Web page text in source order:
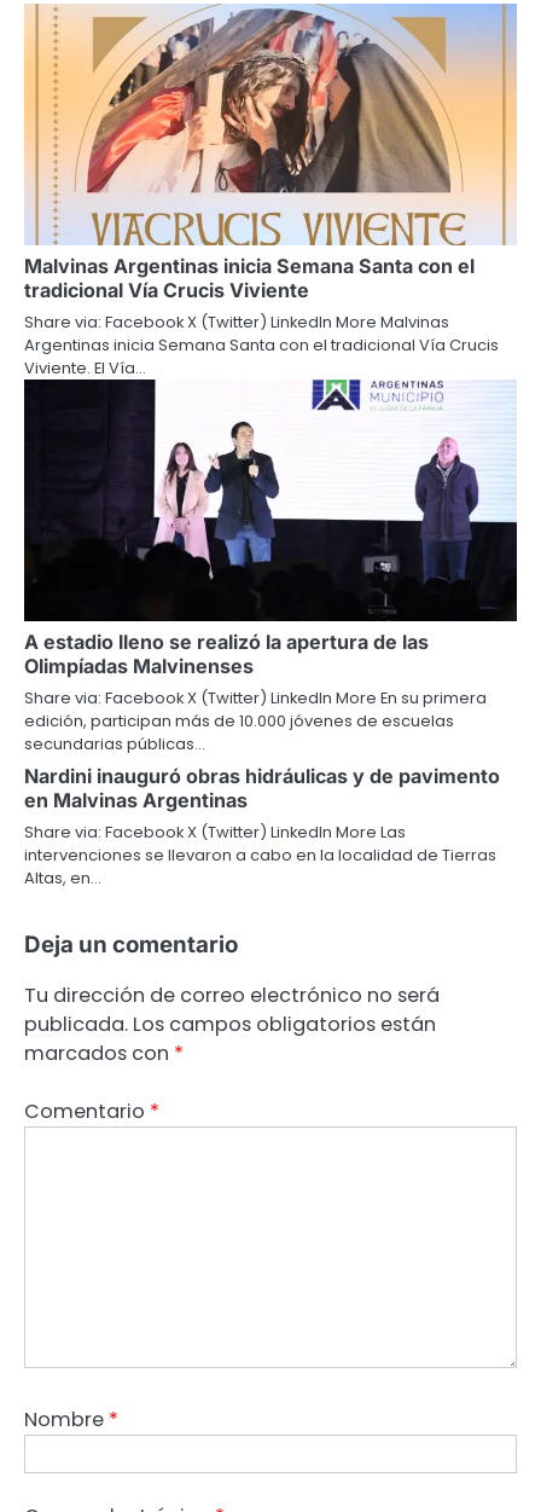
Malvinas Argentinas inicia Semana Santa con el
tradicional Vía Crucis Viviente
Share via: Facebook X (Twitter) LinkedIn More Malvinas
Argentinas inicia Semana Santa con el tradicional Vía Crucis
Viviente. El Vía…
A estadio lleno se realizó la apertura de las
Olimpíadas Malvinenses
Share via: Facebook X (Twitter) LinkedIn More En su primera
edición, participan más de 10.000 jóvenes de escuelas
secundarias públicas…
Nardini inauguró obras hidráulicas y de pavimento
en Malvinas Argentinas
Share via: Facebook X (Twitter) LinkedIn More Las
intervenciones se llevaron a cabo en la localidad de Tierras
Altas, en…
Deja un comentario
Tu dirección de correo electrónico no será
publicada. Los campos obligatorios están
marcados con *
Comentario *
Nombre *